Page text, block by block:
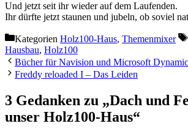
Und jetzt seit ihr wieder auf dem Laufenden.
Ihr dürfte jetzt staunen und jubeln, ob soviel
Kategorien Holz100-Haus, Themenmixer
Hausbau, Holz100
Bücher für Navision und Microsoft
Freddy reloaded I – Das Leiden
3 Gedanken zu „Dach und
unser Holz100-Haus“